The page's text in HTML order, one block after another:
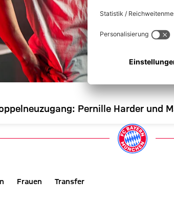
Pernille Harder und
Frauen Transfer